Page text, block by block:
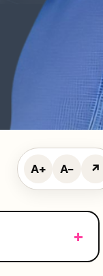
A+ A− ↗